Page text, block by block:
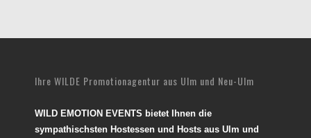
Ihre WILDE Promotionagentur aus Ulm und Neu-Ulm
WILD EMOTION EVENTS bietet Ihnen die
sympathischsten Hostessen und Hosts aus Ulm und